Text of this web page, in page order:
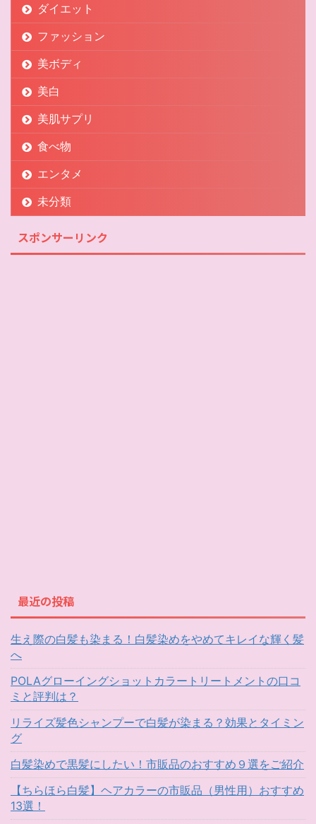
ダイエット
ファッション
美ボディ
美白
美肌サプリ
食べ物
エンタメ
未分類
スポンサーリンク
最近の投稿
生え際の白髪も染まる！白髪染めをやめてキレイな輝く髪
へ
POLAグローイングショットカラートリートメントの口コ
ミと評判は？
リライズ髪色シャンプーで白髪が染まる？効果とタイミン
グ
白髪染めで黒髪にしたい！市販品のおすすめ９選をご紹介
【ちらほら白髪】ヘアカラーの市販品（男性用）おすすめ
13選！